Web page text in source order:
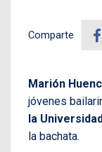
Comparte
Marión
jóvenes
la
la bachata.